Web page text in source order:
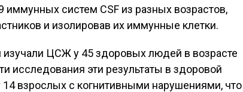
иммунных систем CSF из разных возрастов,
и изолировав их иммунные клетки.
изучали ЦСЖ у 45 здоровых людей в возрасте
исследования эти результаты в здоровой
взрослых с когнитивными нарушениями, что